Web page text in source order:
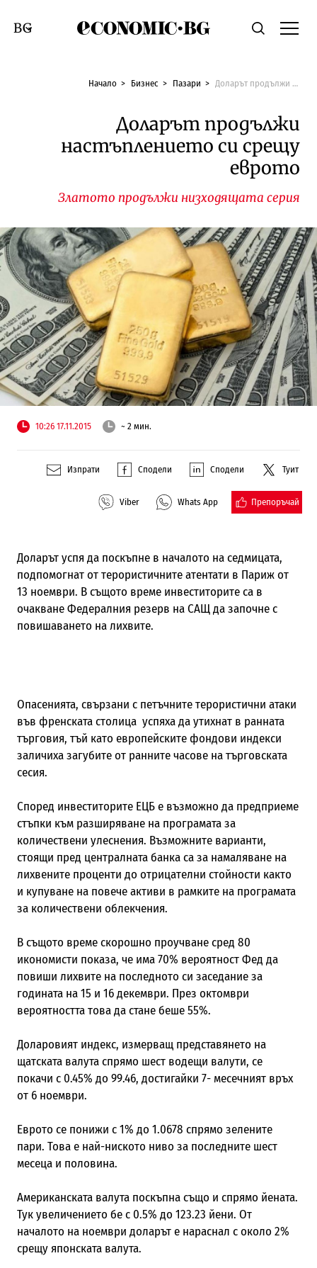
Economic.bgТърсене
Смяна на език
Начало Бизнес Пазари Доларът продължи настъплението си срещу еврото
Доларът продължи
настъплението си срещу
еврото
Златото продължи низходящата серия
10:26 17.11.2015 ~ 2 мин.
Изпрати Сподели Сподели Туит
Viber Whats App Препоръчай
Доларът успя да поскъпне в началото на седмицата,
подпомогнат от терористичните атентати в Париж от
13 ноември. В същото време инвеститорите са в
очакване Федералния резерв на САЩ да започне с
повишаването на лихвите.
Опасенията, свързани с петъчните терористични атаки
във френската столица успяха да утихнат в ранната
търговия, тъй като европейските фондови индекси
заличиха загубите от ранните часове на търговската
сесия.
Според инвеститорите ЕЦБ е възможно да предприеме
стъпки към разширяване на програмата за
количествени улеснения. Възможните варианти,
стоящи пред централната банка са за намаляване на
лихвените проценти до отрицателни стойности както
и купуване на повече активи в рамките на програмата
за количествени облекчения.
В същото време скорошно проучване сред 80
икономисти показа, че има 70% вероятност Фед да
повиши лихвите на последното си заседание за
годината на 15 и 16 декември. През октомври
вероятността това да стане беше 55%.
Доларовият индекс, измерващ представянето на
щатската валута спрямо шест водещи валути, се
покачи с 0.45% до 99.46, достигайки 7- месечният връх
от 6 ноември.
Еврото се понижи с 1% до 1.0678 спрямо зелените
пари. Това е най-ниското ниво за последните шест
месеца и половина.
Американската валута поскъпна също и спрямо йената.
Тук увеличението бе с 0.5% до 123.23 йени. От
началото на ноември доларът е нараснал с около 2%
срещу японската валута.